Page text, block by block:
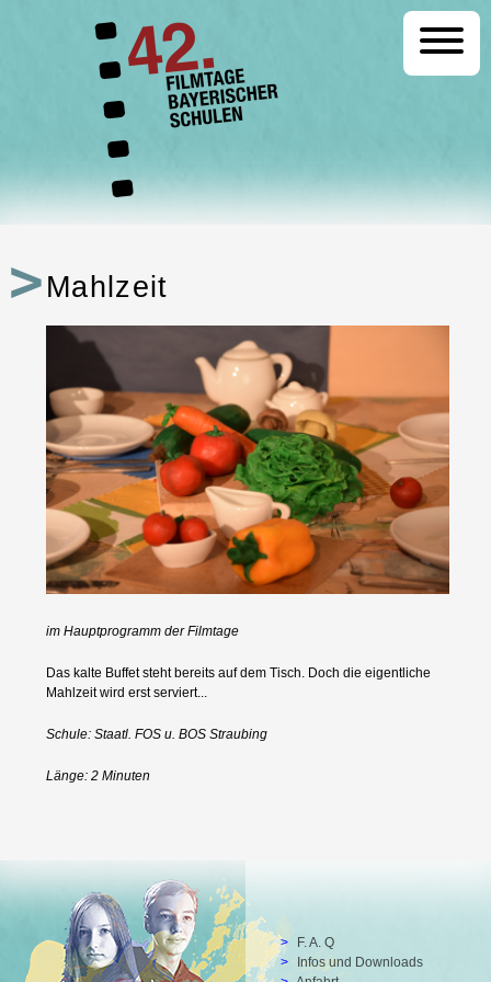
Startseite
Festival
Kontakt
Preisträger
Mahlzeit
im Hauptprogramm der Filmtage
Das kalte Buffet steht bereits auf dem Tisch. Doch die eigentliche
Mahlzeit wird erst serviert...
Schule: Staatl. FOS u. BOS Straubing
Länge: 2 Minuten
F. A. Q
Infos und Downloads